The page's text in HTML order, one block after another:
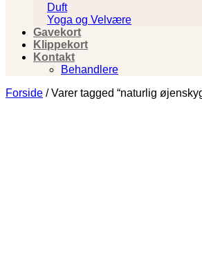
Duft
Yoga og Velvære
Gavekort
Klippekort
Kontakt
Behandlere
Forside /Varer tagged “naturlig